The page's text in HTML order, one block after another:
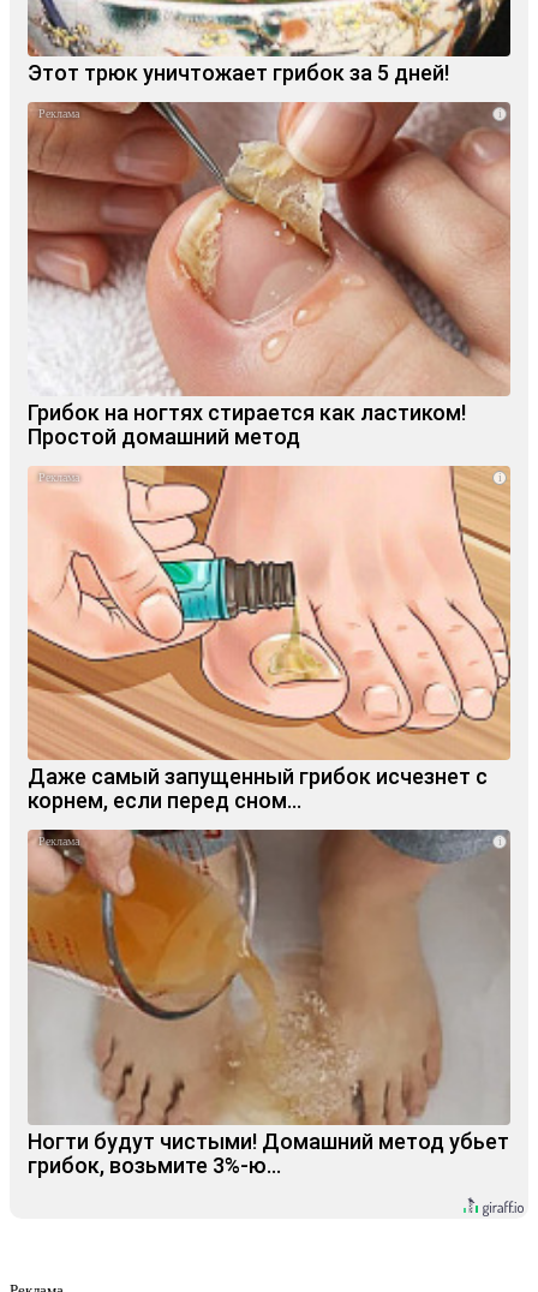
Этот трюк уничтожает грибок за 5 дней!
i
Грибок на ногтях стирается как ластиком!
Простой домашний метод
i
Даже самый запущенный грибок исчезнет с
корнем, если перед сном…
i
Ногти будут чистыми! Домашний метод убьет
грибок, возьмите 3%-ю…